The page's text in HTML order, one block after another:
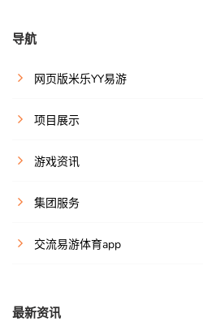
导航
网页版米乐YY易游
项目展示
游戏资讯
集团服务
交流易游体育app
最新资讯